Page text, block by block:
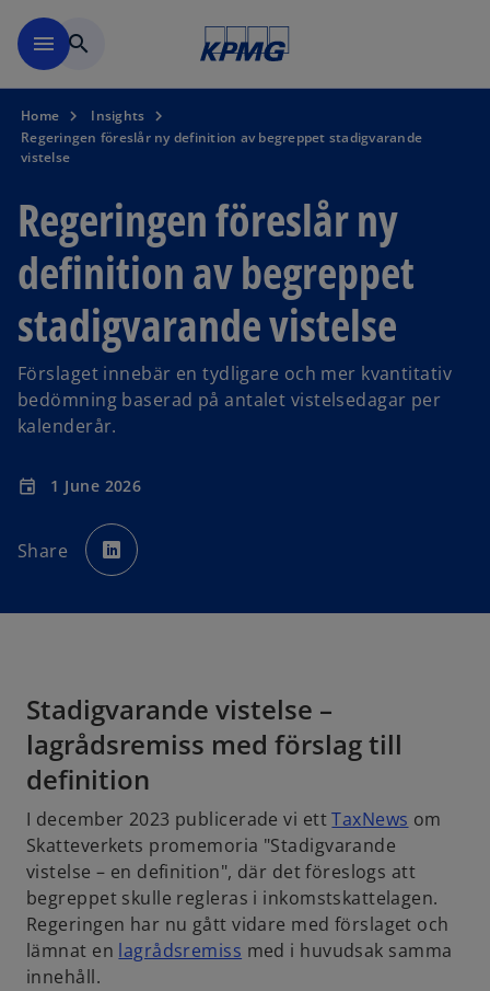
menu search
Home
Insights
Regeringen föreslår ny definition av begreppet stadigvarande
vistelse
Regeringen föreslår ny
definition av begreppet
stadigvarande vistelse
Förslaget innebär en tydligare och mer kvantitativ
bedömning baserad på antalet vistelsedagar per
kalenderår.
event 1 June 2026
Share p
e
Stadigvarande vistelse –
lagrådsremiss med förslag till
definition
I december 2023 publicerade vi ettTaxNews o
e
n
s
i
om
Skatteverkets promemoria "Stadigvarande
vistelse – en definition", där det föreslogs att
begreppet skulle regleras i inkomstskattelagen.
Regeringen har nu gått vidare med förslaget och
lämnat en lagrådsremiss omed i huvudsak samma
innehåll.